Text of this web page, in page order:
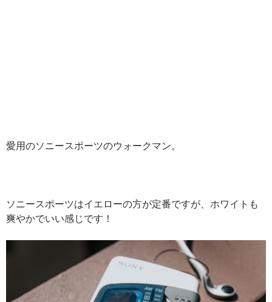
愛用のソニースポーツのウォークマン。
ソニースポーツはイエローの方が定番ですが、ホワイトも
爽やかでいい感じです！